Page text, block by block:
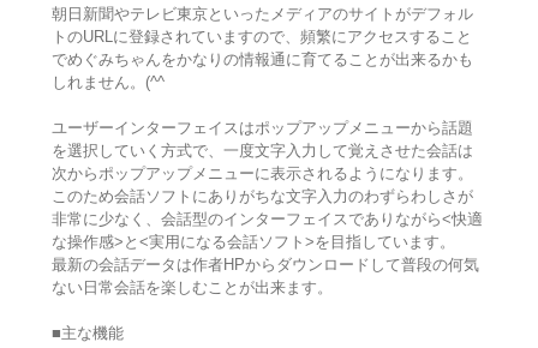
朝日新聞やテレビ東京といったメディアのサイトがデフォル
トのURLに登録されていますので、頻繁にアクセスすること
でめぐみちゃんをかなりの情報通に育てることが出来るかも
しれません。(^^
ユーザーインターフェイスはポップアップメニューから話題
を選択していく方式で、一度文字入力して覚えさせた会話は
次からポップアップメニューに表示されるようになります。
このため会話ソフトにありがちな文字入力のわずらわしさが
非常に少なく、会話型のインターフェイスでありながら<快適
な操作感>と<実用になる会話ソフト>を目指しています。
最新の会話データは作者HPからダウンロードして普段の何気
ない日常会話を楽しむことが出来ます。
■主な機能